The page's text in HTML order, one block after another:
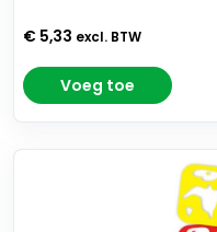
€ 5,33 excl. BTW
Voeg toe